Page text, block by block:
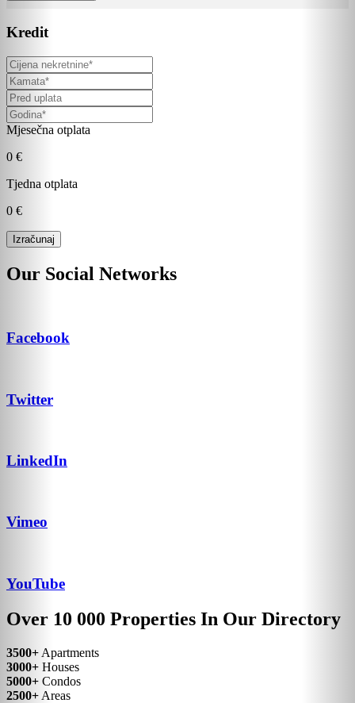
Kredit
Mjesečna otplata
0 €
Tjedna otplata
0 €
Our Social Networks
Facebook
Twitter
LinkedIn
Vimeo
YouTube
Over 10 000 Properties In Our Directory
3500+ Apartments
3000+ Houses
5000+ Condos
2500+ Areas